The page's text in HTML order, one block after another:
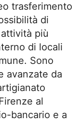
trasferimento
di
più
di locali
Sono
avanzate da
al
bancario e a